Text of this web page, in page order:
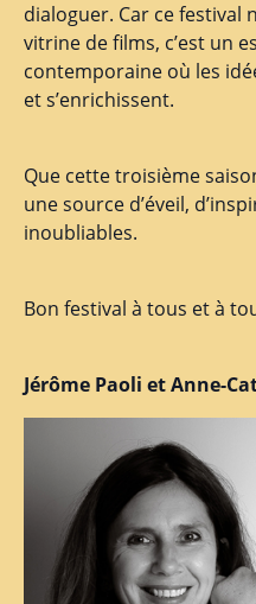
dialoguer. Car ce festival
vitrine de films, c’est un
contemporaine où les
et s’enrichissent.
Que cette troisième
une source d’éveil,
inoubliables.
Bon festival à tous et à
Jérôme Paoli et Anne-